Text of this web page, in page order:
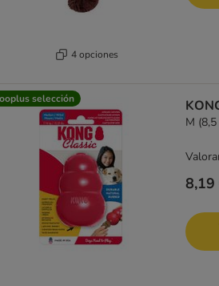
4 opciones
selección
M (8,5
8,19